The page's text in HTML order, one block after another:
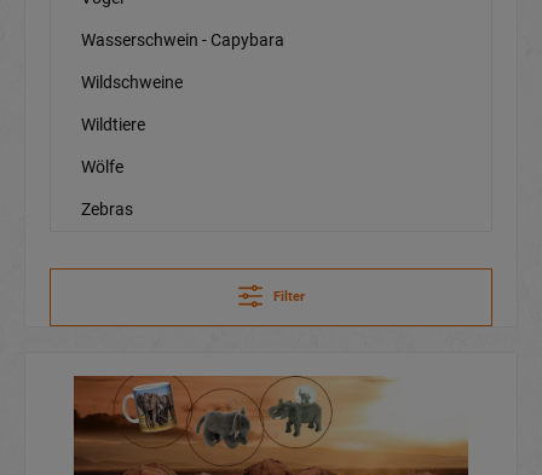
Wasserschwein - Capybara
Wildschweine
Wildtiere
Wölfe
Zebras
Filter